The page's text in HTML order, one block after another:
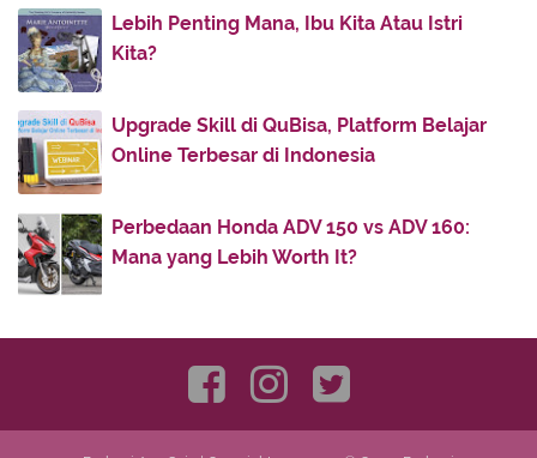
► January(6)
► 2020
► 2019
► 2018 (11)
► 2017
► 2016 (11)
► 2013 (28)
► 2012
► 2011(336)
Lebih Penting Mana, Ibu Kita Atau Istri
Kita?
Upgrade Skill di QuBisa, Platform Belajar
Online Terbesar di Indonesia
Perbedaan Honda ADV 150 vs ADV 160:
Mana yang Lebih Worth It?